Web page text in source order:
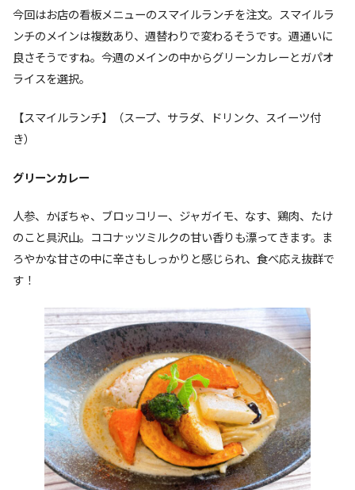
今回はお店の看板メニューのスマイルランチを注文。スマイルラ
ンチのメインは複数あり、週替わりで変わるそうです。週通いに
良さそうですね。今週のメインの中からグリーンカレーとガパオ
ライスを選択。
【スマイルランチ】（スープ、サラダ、ドリンク、スイーツ付
き）
グリーンカレー
人参、かぼちゃ、ブロッコリー、ジャガイモ、なす、鶏肉、たけ
のこと具沢山。ココナッツミルクの甘い香りも漂ってきます。ま
ろやかな甘さの中に辛さもしっかりと感じられ、食べ応え抜群で
す！